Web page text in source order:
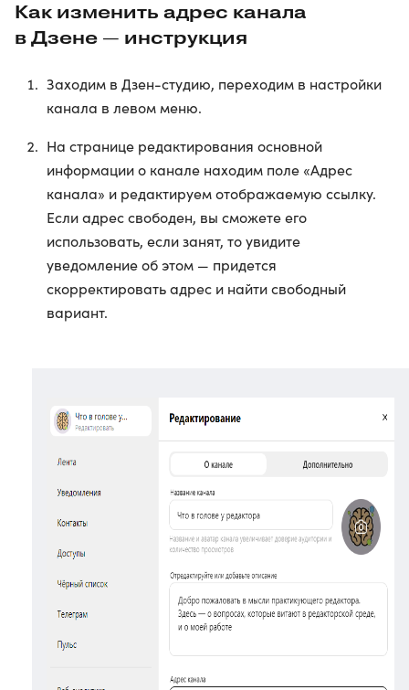
Как изменить адрес канала
в Дзене — инструкция
Заходим в Дзен-студию, переходим в настройки
канала в левом меню.
На странице редактирования основной
информации о канале находим поле «Адрес
канала» и редактируем отображаемую ссылку.
Если адрес свободен, вы сможете его
использовать, если занят, то увидите
уведомление об этом — придется
скорректировать адрес и найти свободный
вариант.